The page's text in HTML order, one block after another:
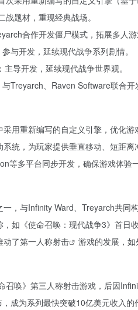
战题材，重现经典战场。
合作开发僵尸模式，拓展多人游
参与开发，延续现代战争系列剧情。
主导开发，延续现代战争世界观。
与Treyarch、Raven Software联合开
用重新编写的自定义引擎，优化游
统，为玩家提供垂直移动、短距离
等多平台同步开发，确保游戏体验
一，与Infinity Ward、Treyarch共同
，如《使命召唤：现代战争3》首日
动了第一人称射击 游戏的发展，如
召唤》第三人称射击游戏，后因
成为系列最快突破10亿美元收入的